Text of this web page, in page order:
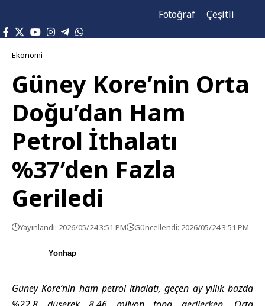
Fotoğraf
Çeşitli
Ekonomi
Güney Kore’nin Orta
Doğu’dan Ham
Petrol İthalatı
%37’den Fazla
Geriledi
Yayınlandı: 2026/05/24 3:51 PM Güncellendi: 2026/05/24 3:51 PM
Yonhap
Güney Kore’nin ham petrol ithalatı, geçen ay yıllık bazda